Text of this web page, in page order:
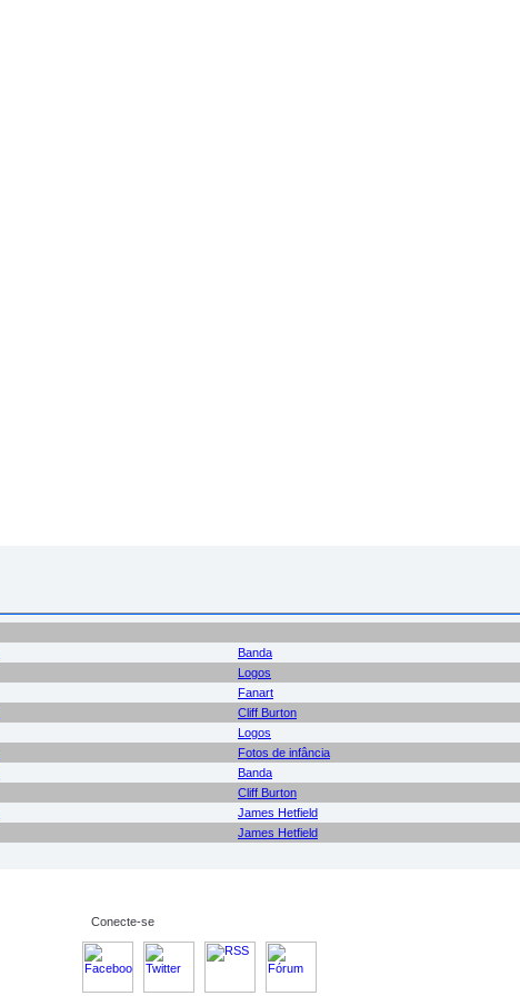
Banda
Logos
Fanart
Cliff Burton
Logos
Fotos de infância
Banda
Cliff Burton
James Hetfield
James Hetfield
Conecte-se